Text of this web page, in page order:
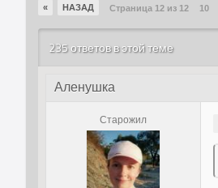
« НАЗАД Страница 12 из 12 10
235 ответов в этой теме
Аленушка
Старожил